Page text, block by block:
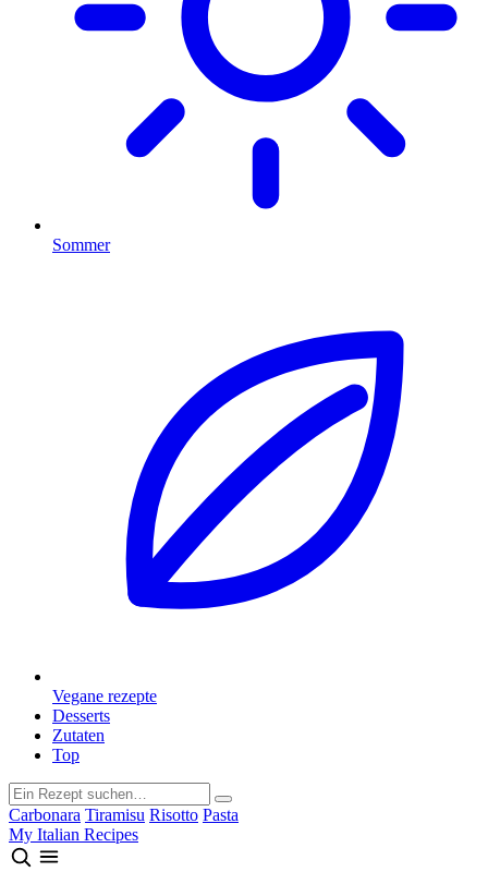
Sommer
Vegane rezepte
Desserts
Zutaten
Top
Carbonara Tiramisu Risotto Pasta
My Italian Recipes